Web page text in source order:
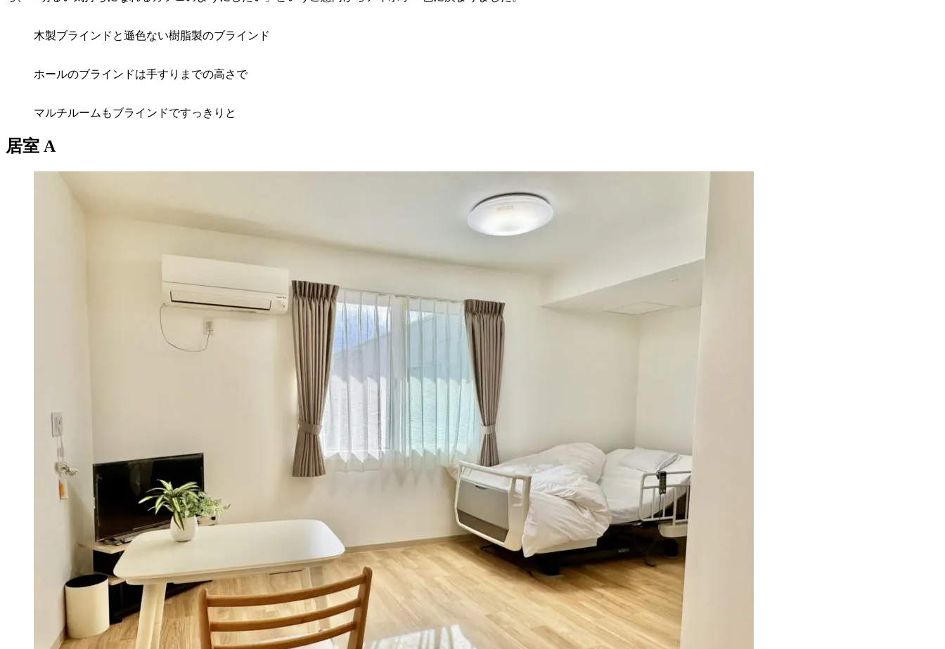
木製ブラインドと遜色ない樹脂製のブラインド
ホールのブラインドは手すりまでの高さで
マルチルームもブラインドですっきりと
居室 A